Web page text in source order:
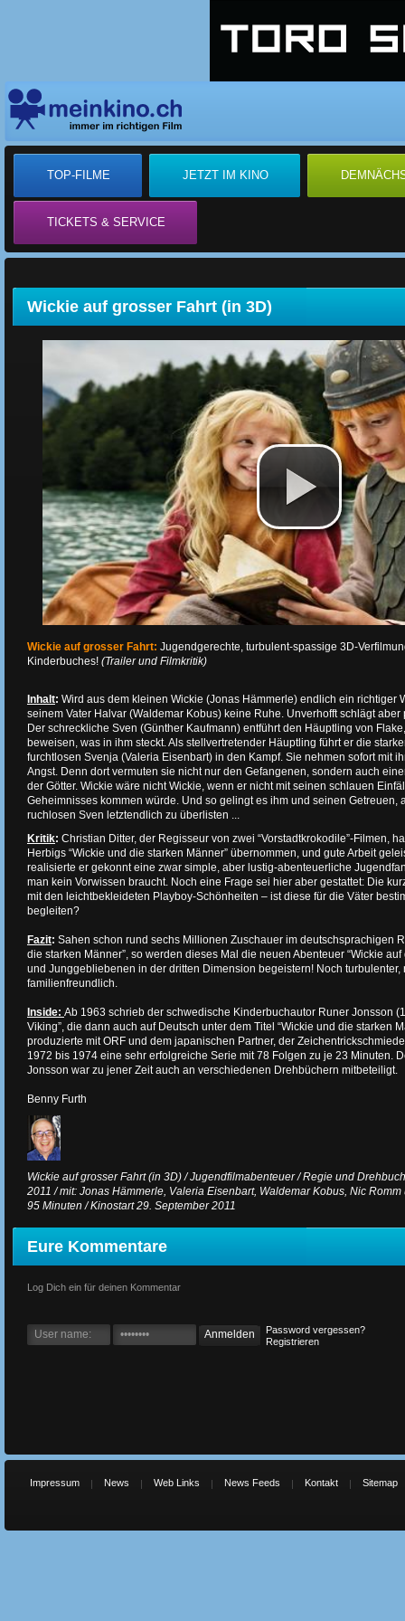
TOP-FILME JETZT IM KINO
TICKETS & SERVICE
Wickie auf grosser Fahrt (in 3D)
Wickie auf grosser Fahrt: Jugendgerechte, turbulent-spassige 3D-
Kinderbuches! (Trailer und Filmkritik)
Inhalt: Wird aus dem kleinen Wickie (Jonas Hämmerle) endlich ein richtiger
seinem Vater Halvar (Waldemar Kobus) keine Ruhe. Unverhofft schlägt
Der schreckliche Sven (Günther Kaufmann) entführt den Häuptling von
beweisen, was in ihm steckt. Als stellvertretender Häuptling führt er die
furchtlosen Svenja (Valeria Eisenbart) in den Kampf. Sie nehmen sofort mit
Angst. Denn dort vermuten sie nicht nur den Gefangenen, sondern auch
der Götter. Wickie wäre nicht Wickie, wenn er nicht mit seinen schlauen
Geheimnisses kommen würde. Und so gelingt es ihm und seinen Getreuen,
ruchlosen Sven letztendlich zu überlisten ...
Kritik: Christian Ditter, der Regisseur von zwei “Vorstadtkrokodile”-Filmen,
Herbigs “Wickie und die starken Männer” übernommen, und gute Arbeit
realisierte er gekonnt eine zwar simple, aber lustig-abenteuerliche
man kein Vorwissen braucht. Noch eine Frage sei hier aber gestattet: Die
mit den leichtbekleideten Playboy-Schönheiten – ist diese für die Väter
begleiten?
Fazit: Sahen schon rund sechs Millionen Zuschauer im deutschsprachigen
die starken Männer”, so werden dieses Mal die neuen Abenteuer “Wickie
und Junggebliebenen in der dritten Dimension begeistern! Noch turbulenter,
familienfreundlich.
Inside: Ab 1963 schrieb der schwedische Kinderbuchautor Runer Jonsson
Viking”, die dann auch auf Deutsch unter dem Titel “Wickie und die starken
produzierte mit ORF und dem japanischen Partner, der
1972 bis 1974 eine sehr erfolgreiche Serie mit 78 Folgen zu je 23 Minuten.
Jonsson war zu jener Zeit auch an verschiedenen Drehbüchern mitbeteiligt.
Benny Furth
Wickie auf grosser Fahrt (in 3D) / Jugendfilmabenteuer / Regie und
2011 / mit: Jonas Hämmerle, Valeria Eisenbart, Waldemar Kobus, Nic Romm
95 Minuten / Kinostart 29. September 2011
Eure Kommentare
Log Dich ein für deinen Kommentar
Password vergessen?
Registrieren
Impressum News Web Links News Feeds Kontakt Sitemap